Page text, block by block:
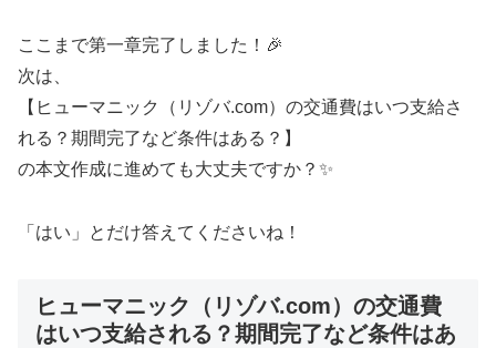
ここまで第一章完了しました！🎉
次は、
【ヒューマニック（リゾバ.com）の交通費はいつ支給さ
れる？期間完了など条件はある？】
の本文作成に進めても大丈夫ですか？✨
「はい」とだけ答えてくださいね！
ヒューマニック（リゾバ.com）の交通費
はいつ支給される？期間完了など条件はあ